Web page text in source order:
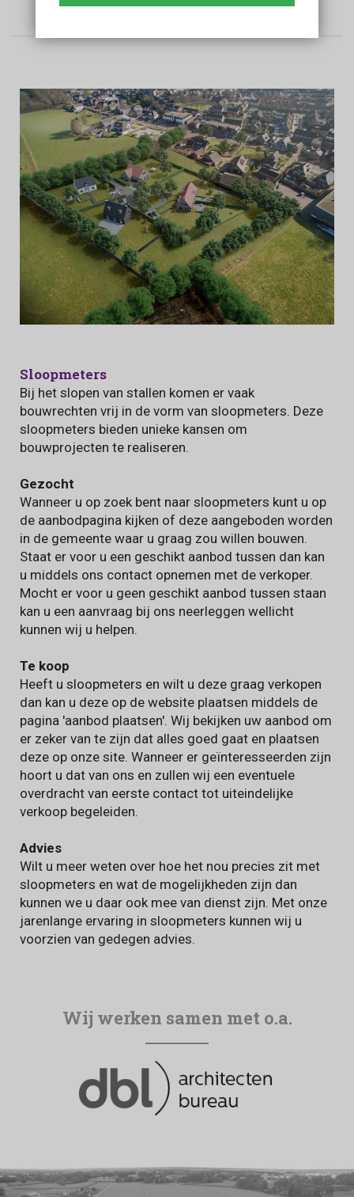
Bel (0342) 745 056
Sloopmeters
Bij het slopen van stallen komen er vaak
bouwrechten vrij in de vorm van sloopmeters. Deze
sloopmeters bieden unieke kansen om
bouwprojecten te realiseren.
Gezocht
Wanneer u op zoek bent naar sloopmeters kunt u op
de aanbodpagina kijken of deze aangeboden worden
in de gemeente waar u graag zou willen bouwen.
Staat er voor u een geschikt aanbod tussen dan kan
u middels ons contact opnemen met de verkoper.
Mocht er voor u geen geschikt aanbod tussen staan
kan u een aanvraag bij ons neerleggen wellicht
kunnen wij u helpen.
Te koop
Heeft u sloopmeters en wilt u deze graag verkopen
dan kan u deze op de website plaatsen middels de
pagina 'aanbod plaatsen'. Wij bekijken uw aanbod om
er zeker van te zijn dat alles goed gaat en plaatsen
deze op onze site. Wanneer er geïnteresseerden zijn
hoort u dat van ons en zullen wij een eventuele
overdracht van eerste contact tot uiteindelijke
verkoop begeleiden.
Advies
Wilt u meer weten over hoe het nou precies zit met
sloopmeters en wat de mogelijkheden zijn dan
kunnen we u daar ook mee van dienst zijn. Met onze
jarenlange ervaring in sloopmeters kunnen wij u
voorzien van gedegen advies.
Wij werken samen met o.a.